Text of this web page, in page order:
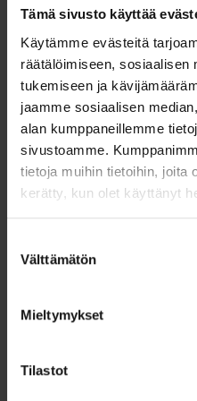
Tämä sivusto käyttää
Käytämme evästeitä
räätälöimiseen, sosiaalisen
tukemiseen ja
jaamme sosiaalisen
alan kumppaneillemme
sivustoamme.
tietoja muihin tietoihin, joita
kerätty, kun olet käyttänyt
valinta
Välttämätön
Mieltymykset
Tilastot
Pertti Laatikainen ja Tapio
ansiomitalin: MPK:n kultaisen
Pertti Laatikainen on
hyväksi. Hän toimi MPK:n
uutteralla työllään MPK:ta